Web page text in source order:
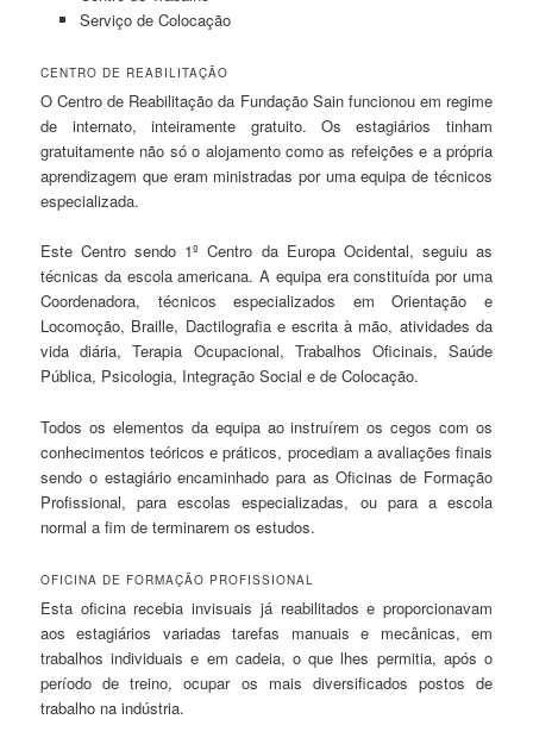
Serviço de Colocação
CENTRO DE REABILITAÇÃO
O Centro de Reabilitação da Fundação Sain funcionou em regime
de internato, inteiramente gratuito. Os estagiários tinham
gratuitamente não só o alojamento como as refeições e a própria
aprendizagem que eram ministradas por uma equipa de técnicos
especializada.
Este Centro sendo 1º Centro da Europa Ocidental, seguiu as
técnicas da escola americana. A equipa era constituída por uma
Coordenadora, técnicos especializados em Orientação e
Locomoção, Braille, Dactilografia e escrita à mão, atividades da
vida diária, Terapia Ocupacional, Trabalhos Oficinais, Saúde
Pública, Psicologia, Integração Social e de Colocação.
Todos os elementos da equipa ao instruírem os cegos com os
conhecimentos teóricos e práticos, procediam a avaliações finais
sendo o estagiário encaminhado para as Oficinas de Formação
Profissional, para escolas especializadas, ou para a escola
normal a fim de terminarem os estudos.
OFICINA DE FORMAÇÃO PROFISSIONAL
Esta oficina recebia invisuais já reabilitados e proporcionavam
aos estagiários variadas tarefas manuais e mecânicas, em
trabalhos individuais e em cadeia, o que lhes permitia, após o
período de treino, ocupar os mais diversificados postos de
trabalho na indústria.